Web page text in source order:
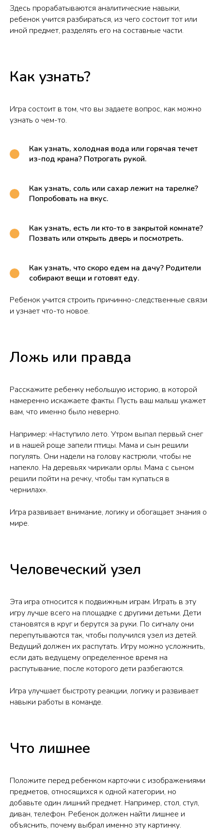
Здесь прорабатываются аналитические навыки,
ребенок учится разбираться, из чего состоит тот или
иной предмет, разделять его на составные части.
Как узнать?
Игра состоит в том, что вы задаете вопрос, как можно
узнать о чем-то.
Как узнать, холодная вода или горячая течет
из-под крана? Потрогать рукой.
Как узнать, соль или сахар лежит на тарелке?
Попробовать на вкус.
Как узнать, есть ли кто-то в закрытой комнате?
Позвать или открыть дверь и посмотреть.
Как узнать, что скоро едем на дачу? Родители
собирают вещи и готовят еду.
Ребенок учится строить причинно-следственные связи
и узнает что-то новое.
Ложь или правда
Расскажите ребенку небольшую историю, в которой
намеренно искажаете факты. Пусть ваш малыш укажет
вам, что именно было неверно.
Например: «Наступило лето. Утром выпал первый снег
и в нашей роще запели птицы. Мама и сын решили
погулять. Они надели на голову кастрюли, чтобы не
напекло. На деревьях чирикали орлы. Мама с сыном
решили пойти на речку, чтобы там купаться в
чернилах».
Игра развивает внимание, логику и обогащает знания о
мире.
Человеческий узел
Эта игра относится к подвижным играм. Играть в эту
игру лучше всего на площадке с другими детьми. Дети
становятся в круг и берутся за руки. По сигналу они
перепутываются так, чтобы получился узел из детей.
Ведущий должен их распутать. Игру можно усложнить,
если дать ведущему определенное время на
распутывание, после которого дети разбегаются.
Игра улучшает быстроту реакции, логику и развивает
навыки работы в команде.
Что лишнее
Положите перед ребенком карточки с изображениями
предметов, относящихся к одной категории, но
добавьте один лишний предмет. Например, стол, стул,
диван, телефон. Ребенок должен найти лишнее и
объяснить, почему выбрал именно эту картинку.